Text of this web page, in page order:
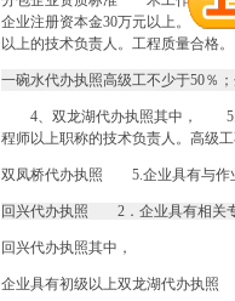
企业注册资本金30万元以上。 5.
以上的技术负责人。工程质量合
一碗水代办执照高级工不少于50％
4、 双龙湖代办执照其中，
5.
程师以上职称的技术负责人。高级
双凤桥代办执照 5.企业具有与作
回兴代办执照 2．企业具有相关专
回兴代办执照其中，
企业具有初级以上双龙湖代办执照